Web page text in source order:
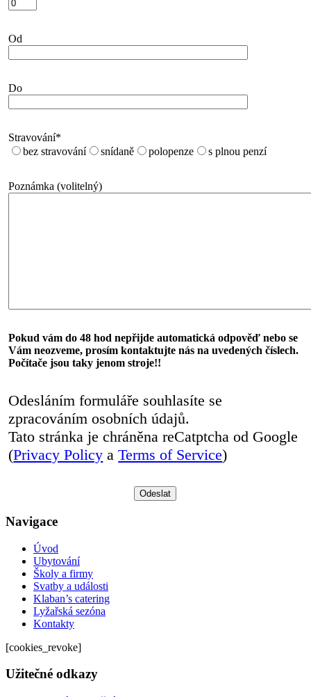
Od
Do
Stravování*
bez stravování
snídaně polopenze s plnou penzí
Poznámka (volitelný)
Pokud vám do 48 hod nepřijde automatická odpověď nebo se
Vám neozveme, prosím kontaktujte nás na uvedených číslech.
Počítače jsou taky jenom stroje!!
Odesláním formuláře souhlasíte se
zpracováním osobních údajů.
Tato stránka je chráněna reCatptcha od Google
(Privacy Policy aTerms of Service)
Navigace
Úvod
Ubytování
Školy a firmy
Svatby a události
Klaban’s catering
Lyžařská sezóna
Kontakty
[cookies_revoke]
Užitečné odkazy